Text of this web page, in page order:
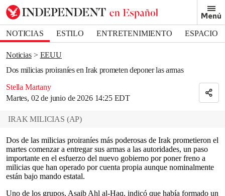
Menú
NOTICIAS ESTILO ENTRETENIMIENTO
ESPACIO
DEPORTES
Noticias
EEUU
Dos milicias proiraníes en Irak prometen deponer las armas
Stella Martany
Martes, 02 de junio de 2026 14:25 EDT
Bookmark popover
Removed from bookmarks
Close popover
IRAK MILICIAS (AP)
Dos de las milicias proiraníes más poderosas de Irak prometieron el
martes comenzar a entregar sus armas a las autoridades, un paso
importante en el esfuerzo del nuevo gobierno por poner freno a
milicias que han operado por cuenta propia aunque nominalmente
están bajo mando estatal.
Uno de los grupos, Asaib Ahl al-Haq, indicó que había formado un